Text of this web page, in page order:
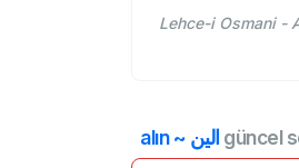
alın ~ الين güncel